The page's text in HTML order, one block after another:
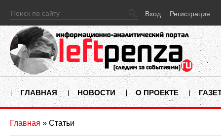
Вход Регистрация
ГЛАВНАЯ НОВОСТИ О ПРОЕКТЕ
Главная » Статьи